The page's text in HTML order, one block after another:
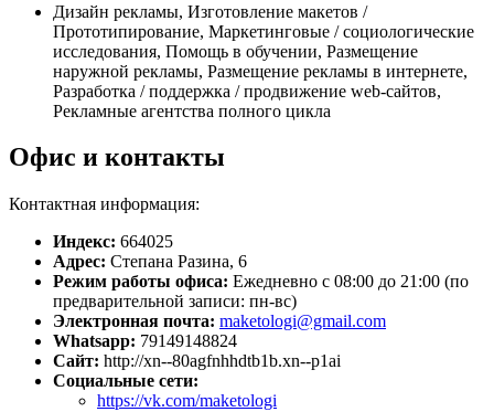
Дизайн рекламы, Изготовление макетов /
Прототипирование, Маркетинговые / социологические
исследования, Помощь в обучении, Размещение
наружной рекламы, Размещение рекламы в интернете,
Разработка / поддержка / продвижение web-сайтов,
Рекламные агентства полного цикла
Офис и контакты
Контактная информация:
Индекс: 664025
Адрес: Степана Разина, 6
Режим работы офиса: Ежедневно с 08:00 до 21:00 (по
предварительной записи: пн-вс)
Электронная почта: maketologi@gmail.com
Whatsapp: 79149148824
Сайт: http://xn--80agfnhhdtb1b.xn--p1ai
Социальные сети:
https://vk.com/maketologi